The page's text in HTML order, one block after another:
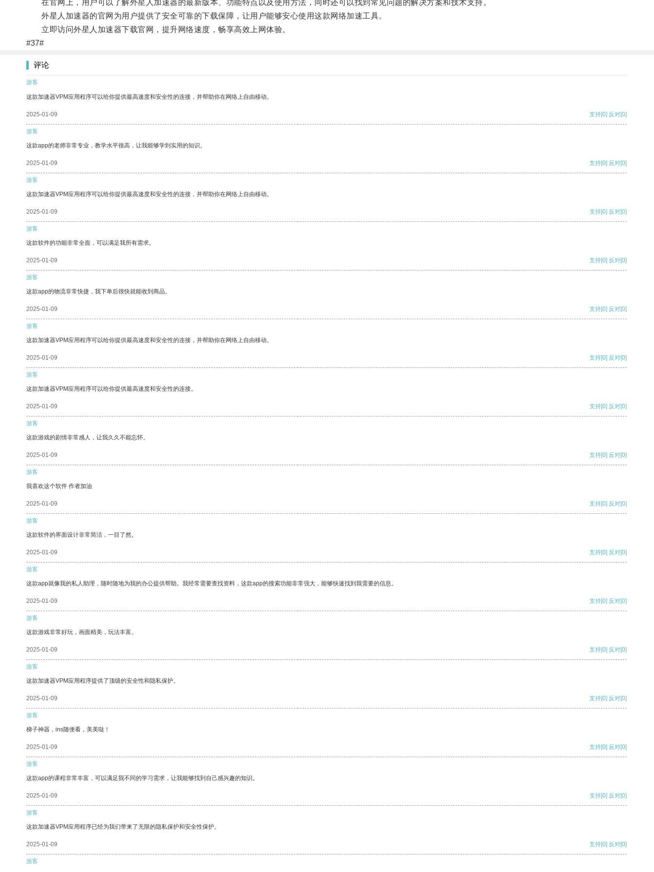
在官网上，用户可以了解外星人加速器的最新版本、功能特点以及使用方法，同时还可以找到常见问题的解决方案和技术支持。
外星人加速器的官网为用户提供了安全可靠的下载保障，让用户能够安心使用这款网络加速工具。
立即访问外星人加速器下载官网，提升网络速度，畅享高效上网体验。
#37#
评论
游客
这款加速器VPM应用程序可以给你提供最高速度和安全性的连接，并帮助你在网络上自由移动。
2025-01-09 支持[0] 反对[0]
游客
这款app的老师非常专业，教学水平很高，让我能够学到实用的知识。
2025-01-09 支持[0] 反对[0]
游客
这款加速器VPM应用程序可以给你提供最高速度和安全性的连接，并帮助你在网络上自由移动。
2025-01-09 支持[0] 反对[0]
游客
这款软件的功能非常全面，可以满足我所有需求。
2025-01-09 支持[0] 反对[0]
游客
这款app的物流非常快捷，我下单后很快就能收到商品。
2025-01-09 支持[0] 反对[0]
游客
这款加速器VPM应用程序可以给你提供最高速度和安全性的连接，并帮助你在网络上自由移动。
2025-01-09 支持[0] 反对[0]
游客
这款加速器VPM应用程序可以给你提供最高速度和安全性的连接。
2025-01-09 支持[0] 反对[0]
游客
这款游戏的剧情非常感人，让我久久不能忘怀。
2025-01-09 支持[0] 反对[0]
游客
我喜欢这个软件 作者加油
2025-01-09 支持[0] 反对[0]
游客
这款软件的界面设计非常简洁，一目了然。
2025-01-09 支持[0] 反对[0]
游客
这款app就像我的私人助理，随时随地为我的办公提供帮助。我经常需要查找资料，这款app的搜索功能非常强大，能够快速找到我需要的信息。
2025-01-09 支持[0] 反对[0]
游客
这款游戏非常好玩，画面精美，玩法丰富。
2025-01-09 支持[0] 反对[0]
游客
这款加速器VPM应用程序提供了顶级的安全性和隐私保护。
2025-01-09 支持[0] 反对[0]
游客
梯子神器，ins随便看，美美哒！
2025-01-09 支持[0] 反对[0]
游客
这款app的课程非常丰富，可以满足我不同的学习需求，让我能够找到自己感兴趣的知识。
2025-01-09 支持[0] 反对[0]
游客
这款加速器VPM应用程序已经为我们带来了无限的隐私保护和安全性保护。
2025-01-09 支持[0] 反对[0]
游客